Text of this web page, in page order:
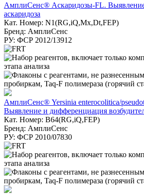
АмплиСенс® Аскаридозы-FL. Выявление
аскаридоза
Кат. Номер: N1(RG,iQ,Mx,Dt,FEP)
Бренд: АмплиСенс
РУ: ФСР 2012/13912
АмплиСенс® Yersinia enterocolitica/
Выявление и дифференциация
Кат. Номер: B64(RG,iQ,FEP)
Бренд: АмплиСенс
РУ: ФСР 2010/07830